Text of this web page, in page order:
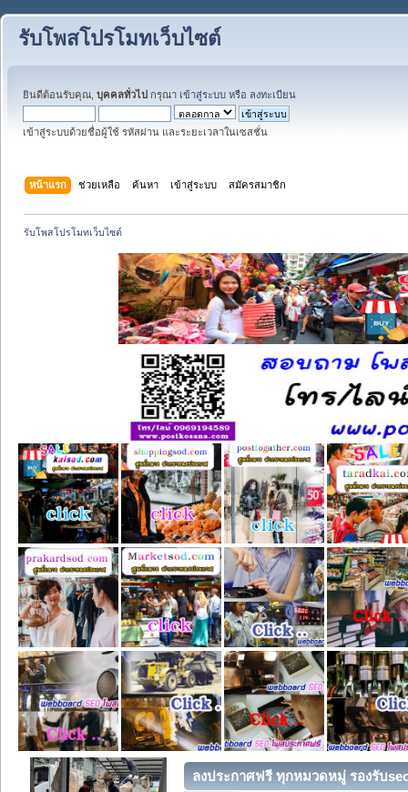
รับโพสโปรโมทเว็บไซต์
ยินดีต้อนรับคุณ, บุคคลทั่วไป กรุณา เข้าสู่ระบบ หรือ ลงทะเบียน
เข้าสู่ระบบด้วยชื่อผู้ใช้ รหัสผ่าน และระยะเวลาในเซสชั่น
หน้าแรก ช่วยเหลือ ค้นหา เข้าสู่ระบบ สมัครสมาชิก
รับโพสโปรโมทเว็บไซต์
ลงประกาศฟรี ทุกหมวดหมู่ รองรับ